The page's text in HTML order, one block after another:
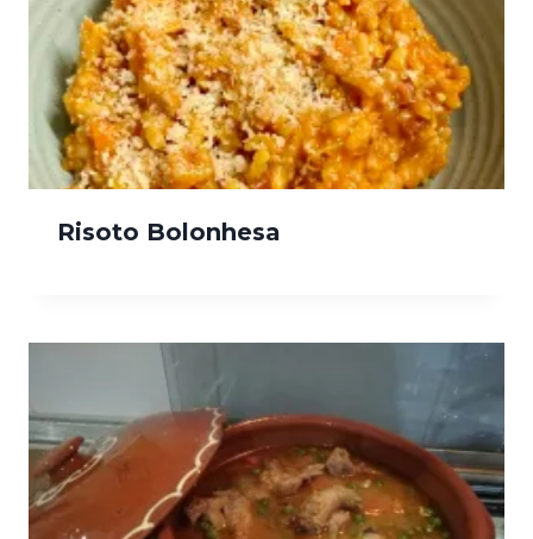
Risoto Bolonhesa